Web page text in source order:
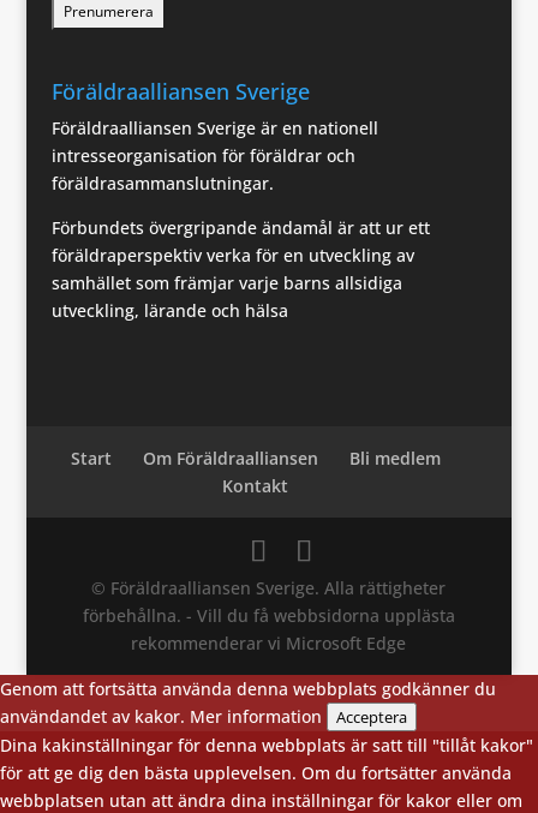
Föräldraalliansen Sverige
Föräldraalliansen Sverige är en nationell
intresseorganisation för föräldrar och
föräldrasammanslutningar.
Förbundets övergripande ändamål är att ur ett
föräldraperspektiv verka för en utveckling av
samhället som främjar varje barns allsidiga
utveckling, lärande och hälsa
Start Om Föräldraalliansen
Bli medlem
Kontakt
© Föräldraalliansen Sverige. Alla rättigheter
förbehållna. - Vill du få webbsidorna upplästa
rekommenderar vi Microsoft Edge
Genom att fortsätta använda denna webbplats godkänner du
användandet av kakor. Mer information Acceptera
Dina kakinställningar för denna webbplats är satt till "tillåt kakor"
för att ge dig den bästa upplevelsen. Om du fortsätter använda
webbplatsen utan att ändra dina inställningar för kakor eller om